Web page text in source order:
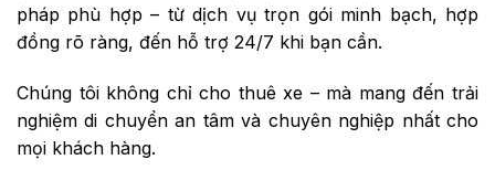
pháp phù hợp – từ dịch vụ trọn gói minh bạch, hợp
đồng rõ ràng, đến hỗ trợ 24/7 khi bạn cần.
Chúng tôi không chỉ cho thuê xe – mà mang đến trải
nghiệm di chuyển an tâm và chuyên nghiệp nhất cho
mọi khách hàng.